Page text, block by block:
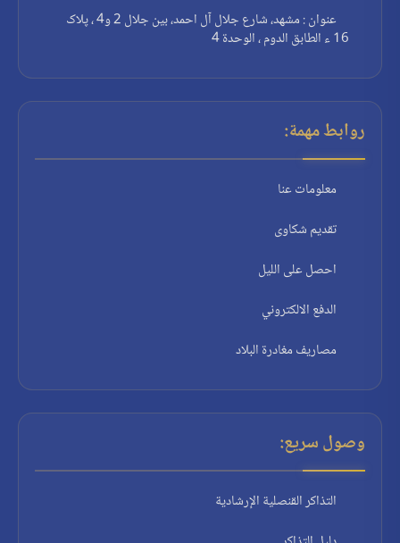
عنوان : مشهد، شارع جلال آل احمد، بين جلال 2 و4 ، پلاک
16 ء الطابق الدوم ، الوحدة 4
روابط مهمة:
معلومات عنا
تقديم شكاوى
احصل على الليل
الدفع الالكتروني
مصاريف مغادرة البلاد
وصول سريع:
التذاكر القنصلية الإرشادية